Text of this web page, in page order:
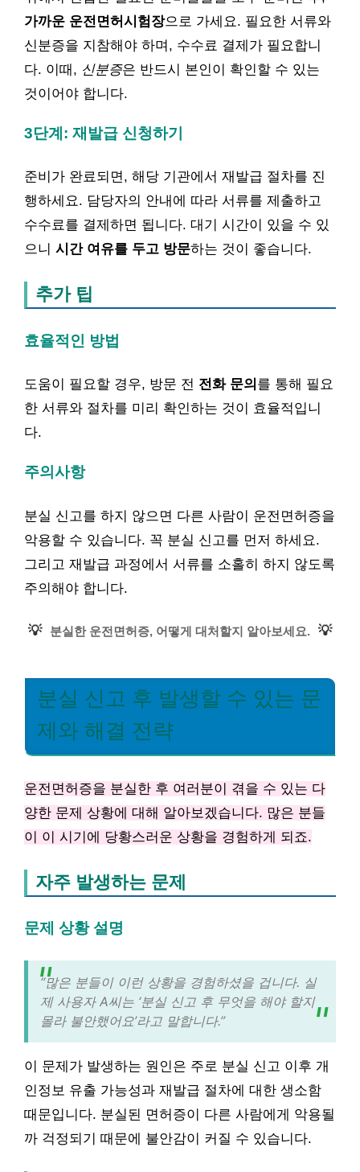
가까운 운전면허시험장으로 가세요. 필요한 서류와
신분증을 지참해야 하며, 수수료 결제가 필요합니
다. 이때, 신분증은 반드시 본인이 확인할 수 있는
것이어야 합니다.
3단계: 재발급 신청하기
준비가 완료되면, 해당 기관에서 재발급 절차를 진
행하세요. 담당자의 안내에 따라 서류를 제출하고
수수료를 결제하면 됩니다. 대기 시간이 있을 수 있
으니 시간 여유를 두고 방문하는 것이 좋습니다.
추가 팁
효율적인 방법
도움이 필요할 경우, 방문 전 전화 문의 를 통해 필요
한 서류와 절차를 미리 확인하는 것이 효율적입니
다.
주의사항
분실 신고를 하지 않으면 다른 사람이 운전면허증을
악용할 수 있습니다. 꼭 분실 신고를 먼저 하세요.
그리고 재발급 과정에서 서류를 소홀히 하지 않도록
주의해야 합니다.
💡 분실한 운전면허증, 어떻게 대처할지 알아보세요. 💡
분실 신고 후 발생할 수 있는 문
제와 해결 전략
운전면허증을 분실한 후 여러분이 겪을 수 있는 다
양한 문제 상황에 대해 알아보겠습니다. 많은 분들
이 이 시기에 당황스러운 상황을 경험하게 되죠.
자주 발생하는 문제
문제 상황 설명
“많은 분들이 이런 상황을 경험하셨을 겁니다. 실
제 사용자 A씨는 ‘분실 신고 후 무엇을 해야 할지
몰라 불안했어요’라고 말합니다.”
이 문제가 발생하는 원인은 주로 분실 신고 이후 개
인정보 유출 가능성과 재발급 절차에 대한 생소함
때문입니다. 분실된 면허증이 다른 사람에게 악용될
까 걱정되기 때문에 불안감이 커질 수 있습니다.